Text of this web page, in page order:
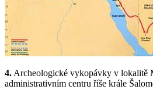
4. Archeologické vykopávky v lokalitě
administrativním centru říše krále